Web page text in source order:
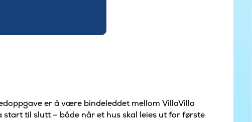
er å være bindeleddet mellom VillaVilla
til slutt – både når et hus skal leies ut for første